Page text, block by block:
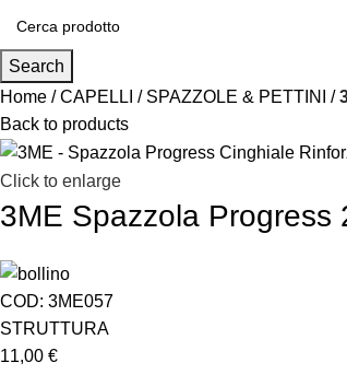
Search
Home
CAPELLI SPAZZOLE & PETTINI
Back to products
Click to enlarge
3ME Spazzola Progress
COD: 3ME057
STRUTTURA
11,00 €